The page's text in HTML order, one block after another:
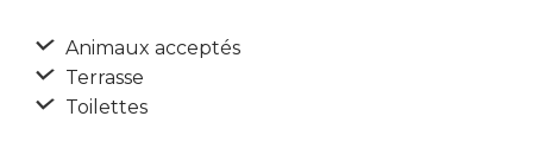
Animaux acceptés
Terrasse
Toilettes